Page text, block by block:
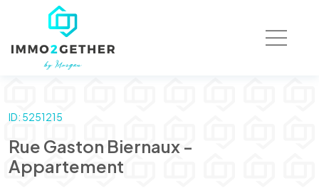
ID: 5251215
Rue Gaston Biernaux -
Appartement